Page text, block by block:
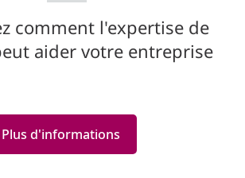
comment l'expertise de
aider votre entreprise
Plus d'informations